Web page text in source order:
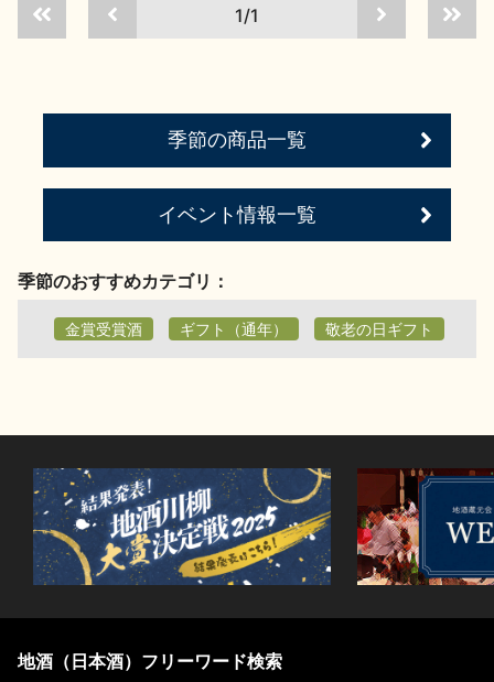
1/1
季節の商品一覧
イベント情報一覧
季節のおすすめカテゴリ：
金賞受賞酒 ギフト（通年） 敬老の日ギフト
地酒（日本酒）フリーワード検索